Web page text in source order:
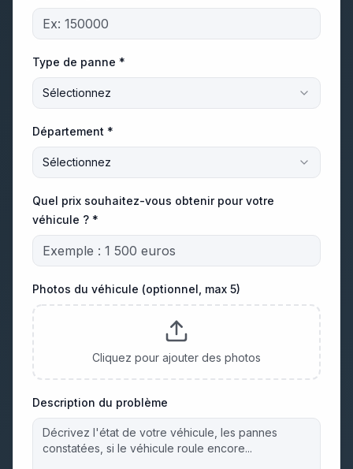
Type de panne *
Sélectionnez
Département *
Sélectionnez
Quel prix souhaitez-vous obtenir pour votre
véhicule ? *
Photos du véhicule (optionnel, max 5)
Cliquez pour ajouter des photos
Description du problème